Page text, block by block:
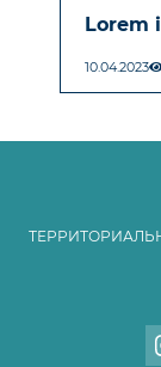
Lorem
10.04.2023